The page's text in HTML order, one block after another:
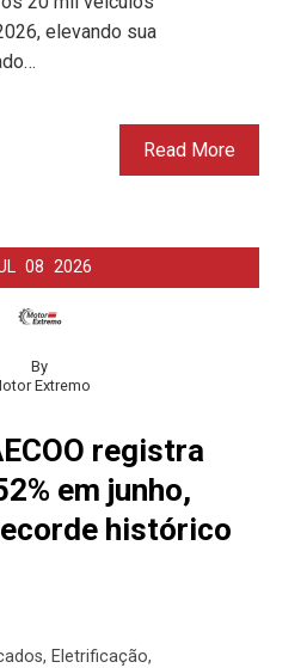
elevando sua
Read More
08 2026
By
Extremo
registra
em junho,
histórico
, Eletrificação,